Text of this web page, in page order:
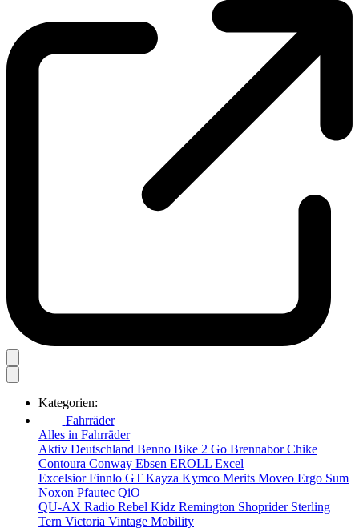
Kategorien:
Fahrräder
Alles in Fahrräder
Aktiv Deutschland Benno Bike 2 Go Brennabor Chike
Contoura Conway Ebsen EROLL Excel
Excelsior Finnlo GT Kayza Kymco Merits Moveo Ergo Sum
Noxon Pfautec QiO
QU-AX Radio Rebel Kidz Remington Shoprider Sterling
Tern Victoria Vintage Mobility